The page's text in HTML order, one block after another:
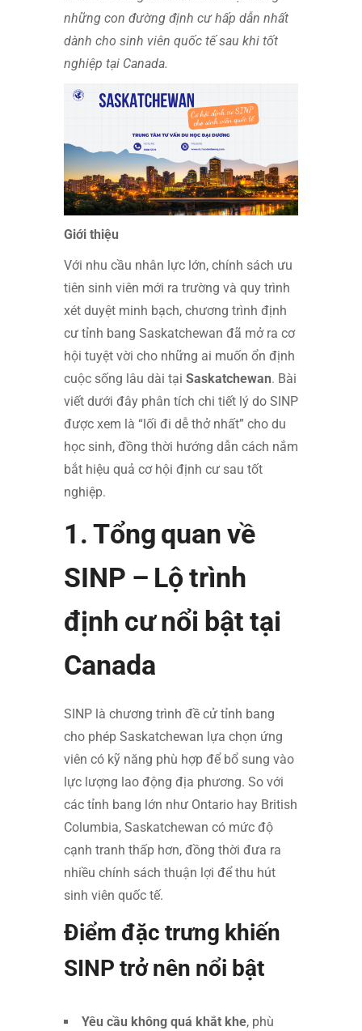
những con đường định cư hấp dẫn nhất
dành cho sinh viên quốc tế sau khi tốt
nghiệp tại Canada.
Giới thiệu
Với nhu cầu nhân lực lớn, chính sách ưu
tiên sinh viên mới ra trường và quy trình
xét duyệt minh bạch, chương trình định
cư tỉnh bang Saskatchewan đã mở ra cơ
hội tuyệt vời cho những ai muốn ổn định
cuộc sống lâu dài tại Saskatchewan. Bài
viết dưới đây phân tích chi tiết lý do SINP
được xem là “lối đi dễ thở nhất” cho du
học sinh, đồng thời hướng dẫn cách nắm
bắt hiệu quả cơ hội định cư sau tốt
nghiệp.
1. Tổng quan về
SINP – Lộ trình
định cư nổi bật tại
Canada
SINP là chương trình đề cử tỉnh bang
cho phép Saskatchewan lựa chọn ứng
viên có kỹ năng phù hợp để bổ sung vào
lực lượng lao động địa phương. So với
các tỉnh bang lớn như Ontario hay British
Columbia, Saskatchewan có mức độ
cạnh tranh thấp hơn, đồng thời đưa ra
nhiều chính sách thuận lợi để thu hút
sinh viên quốc tế.
Điểm đặc trưng khiến
SINP trở nên nổi bật
Yêu cầu không quá khắt khe, phù